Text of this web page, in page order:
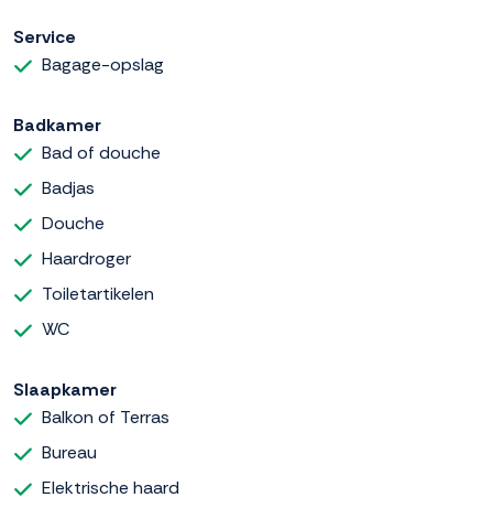
Service
Bagage-opslag
Badkamer
Bad of douche
Badjas
Douche
Haardroger
Toiletartikelen
WC
Slaapkamer
Balkon of Terras
Bureau
Elektrische haard